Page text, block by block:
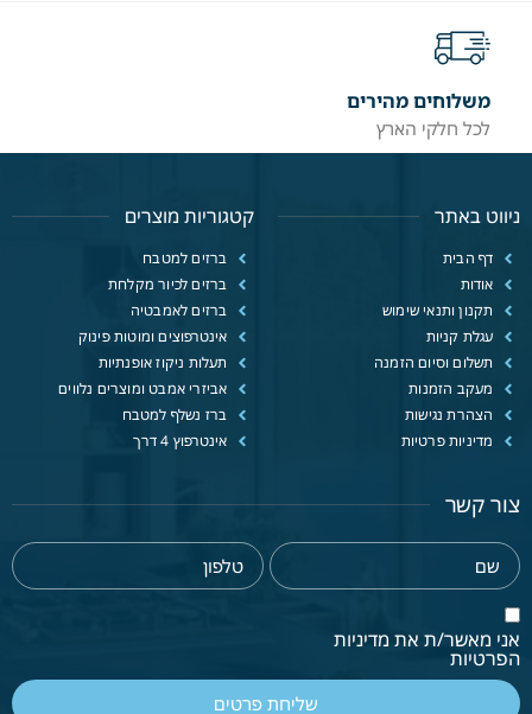
משלוחים מהירים
לכל חלקי הארץ
ניווט באתר
דף הבית
אודות
תקנון ותנאי שימוש
עגלת קניות
תשלום וסיום הזמנה
מעקב הזמנות
הצהרת נגישות
מדיניות פרטיות
קטגוריות מוצרים
ברזים למטבח
ברזים לכיור מקלחת
ברזים לאמבטיה
אינטרפוצים ומוטות פינוק
תעלות ניקוז אופנתיות
אביזרי אמבט ומוצרים נלווים
ברז נשלף למטבח
אינטרפוץ 4 דרך
צור קשר
אני מאשר/ת את מדיניות
הפרטיות
שליחת פרטים